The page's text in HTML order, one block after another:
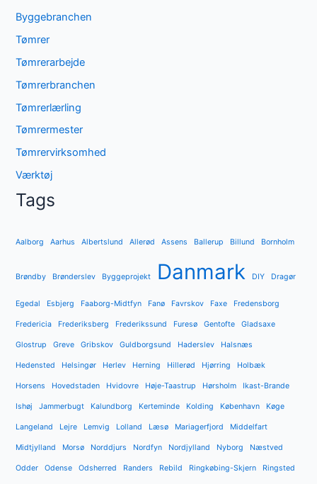
Byggebranchen
Tømrer
Tømrerarbejde
Tømrerbranchen
Tømrerlærling
Tømrermester
Tømrervirksomhed
Værktøj
Tags
Aalborg Aarhus Albertslund Allerød Assens Ballerup Billund Bornholm
Brøndby Brønderslev Byggeprojekt Danmark DIY Dragør
Egedal Esbjerg Faaborg-Midtfyn Fanø Favrskov Faxe Fredensborg
Fredericia Frederiksberg Frederikssund Furesø Gentofte Gladsaxe
Glostrup Greve Gribskov Guldborgsund Haderslev Halsnæs
Hedensted Helsingør Herlev Herning Hillerød Hjørring Holbæk
Horsens Hovedstaden Hvidovre Høje-Taastrup Hørsholm Ikast-Brande
Ishøj Jammerbugt Kalundborg Kerteminde Kolding København Køge
Langeland Lejre Lemvig Lolland Læsø Mariagerfjord Middelfart
Midtjylland Morsø Norddjurs Nordfyn Nordjylland Nyborg Næstved
Odder Odense Odsherred Randers Rebild Ringkøbing-Skjern Ringsted